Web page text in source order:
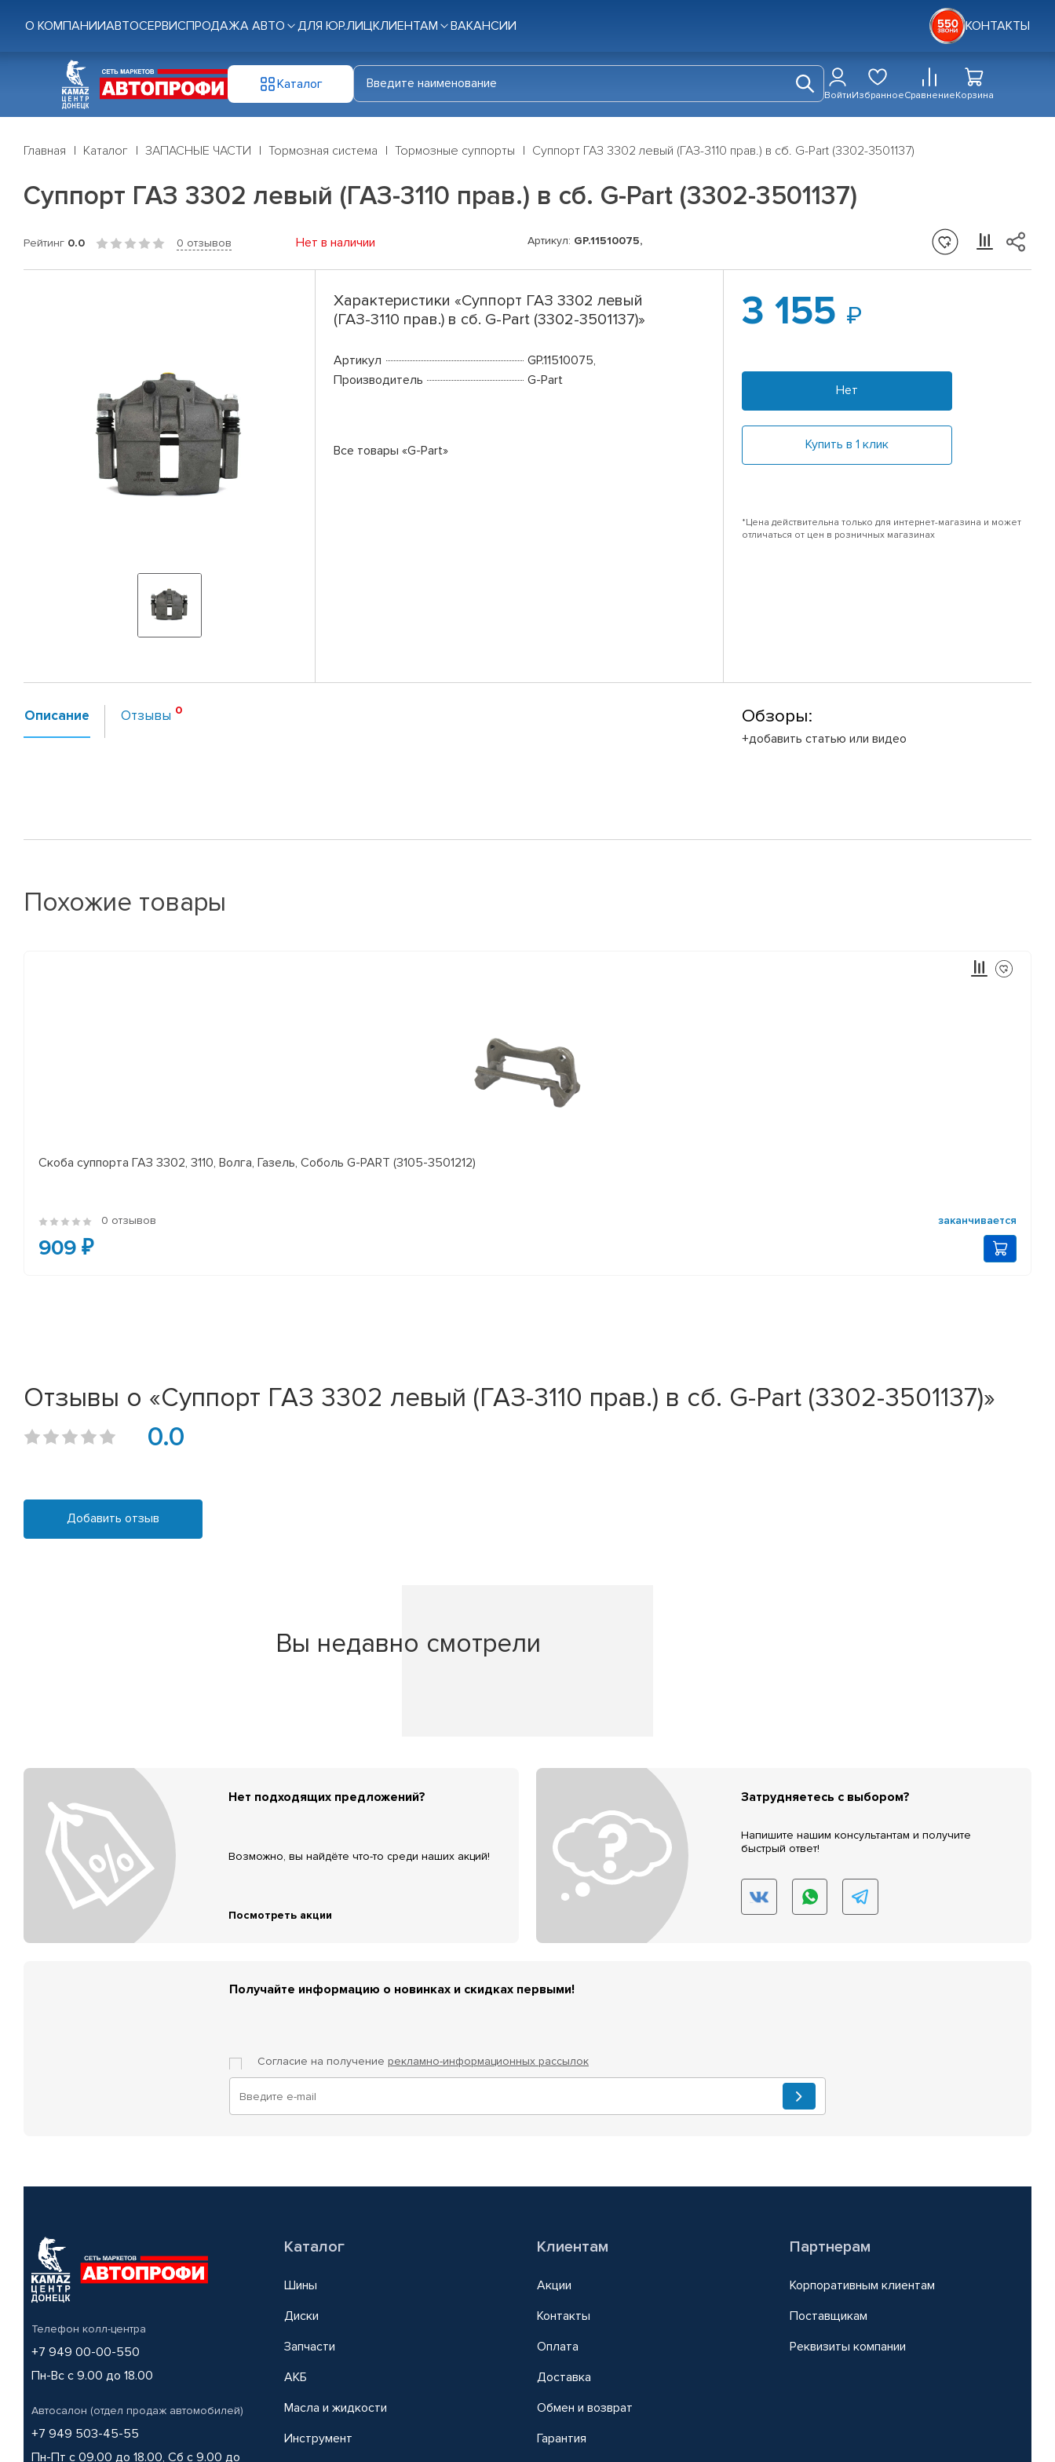
О КОМПАНИИАВТОСЕРВИСПРОДАЖА АВТО ДЛЯ ЮР.ЛИЦКЛИЕНТАМ ВАКАНСИИ КОНТАКТЫ
Каталог
ВойтиИзбранноеСравнениеКорзина
Главная Каталог ЗАПАСНЫЕ ЧАСТИ Тормозная система Тормозные суппорты Суппорт ГАЗ 3302 левый (ГАЗ-3110 прав.) в сб. G-Part (3302-3501137)
Суппорт ГАЗ 3302 левый (ГАЗ-3110 прав.) в сб. G-Part (3302-3501137)
Рейтинг 0.0 0 отзывов Нет в наличии Артикул: GP.11510075,
Характеристики «Суппорт ГАЗ 3302 левый
(ГАЗ-3110 прав.) в сб. G-Part (3302-3501137)»
Артикул
GP.11510075,
Производитель
G-Part
Все товары «G-Part»
3 155
Нет
Купить в 1 клик
*Цена действительна только для интернет-магазина и может
отличаться от цен в розничных магазинах
Описание Отзывы Обзоры:
+добавить статью или видео
Похожие товары
Скоба суппорта ГАЗ 3302, 3110, Волга, Газель, Соболь G-PART (3105-3501212)
0 отзывов заканчивается
909 ₽
Отзывы о «Суппорт ГАЗ 3302 левый (ГАЗ-3110 прав.) в сб. G-Part (3302-3501137)»
0.0
Добавить отзыв
Вы недавно смотрели
Нет подходящих предложений?
Возможно, вы найдёте что-то среди наших акций!
Посмотреть акции
Затрудняетесь с выбором?
Напишите нашим консультантам и получите
быстрый ответ!
Получайте информацию о новинках и скидках первыми!
Согласие на получение рекламно-информационных рассылок
Телефон колл-центра
+7 949 00-00-550
Пн-Вс с 9.00 до 18.00
Автосалон (отдел продаж автомобилей)
+7 949 503-45-55
Пн-Пт с 09.00 до 18.00, Сб с 9.00 до
Каталог
Шины
Диски
Запчасти
АКБ
Масла и жидкости
Инструмент
Клиентам
Акции
Контакты
Оплата
Доставка
Обмен и возврат
Гарантия
Партнерам
Корпоративным клиентам
Поставщикам
Реквизиты компании